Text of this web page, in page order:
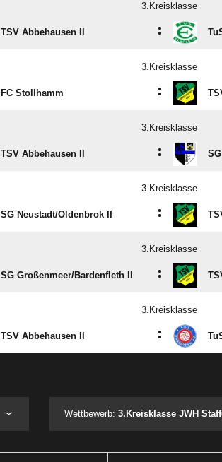
3.Kreisklasse
TSV Abbehausen II :
3.Kreisklasse
FC Stollhamm :
3.Kreisklasse
TSV Abbehausen II :
3.Kreisklasse
SG Neustadt/​Oldenbrok II :
3.Kreisklasse
SG Großenmeer/​Bardenfleth II :
3.Kreisklasse
TSV Abbehausen II :
Wettbewerb:3.Kreisklasse JWH